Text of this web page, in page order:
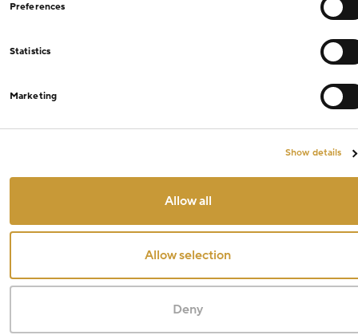
Preferences
Statistics
Marketing
Show details
Allow all
Allow selection
Deny